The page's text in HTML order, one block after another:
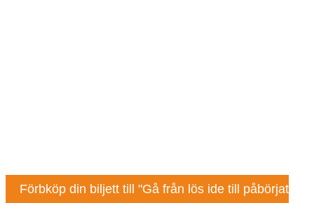
Förbköp din biljett till "Gå från lös ide till påbörjat